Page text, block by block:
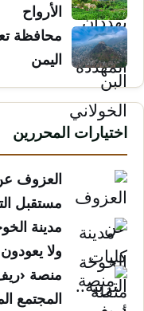
الأرواح
محافظة
اليمن
اختيارات المحررين
العزوف
مستقبل
مدينة
ولا يعودون
منصة
المجتمع